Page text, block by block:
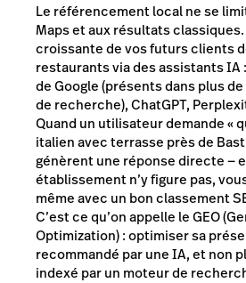
Le référencement local ne se
Maps et aux résultats
croissante de vos futurs clients
restaurants via des assistants IA
de Google (présents dans plus
de recherche), ChatGPT,
Quand un utilisateur demande «
italien avec terrasse près de
génèrent une réponse directe —
établissement n’y figure pas,
même avec un bon classement
C’est ce qu’on appelle le GEO
Optimization) : optimiser sa
recommandé par une IA, et non
indexé par un moteur de